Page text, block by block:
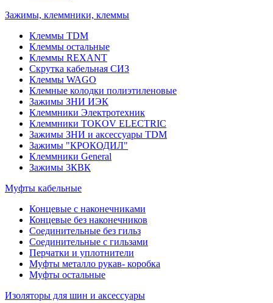
Зажимы, клеммники, клеммы
Клеммы TDM
Клеммы остальные
Клеммы REXANT
Скрутка кабельная СИЗ
Клеммы WAGO
Клемные колодки полиэтиленовые
Зажимы ЗНИ ИЭК
Клеммники Электротехник
Клеммники TOKOV ELECTRIC
Зажимы ЗНИ и аксессуары TDM
Зажимы "КРОКОДИЛ"
Клеммники General
Зажимы 3КВК
Муфты кабельные
Концевые с наконечниками
Концевые без наконечников
Соединительные без гильз
Соединительные с гильзами
Перчатки и уплотнители
Муфты металло рукав- коробка
Муфты остальные
Изоляторы для шин и аксессуары